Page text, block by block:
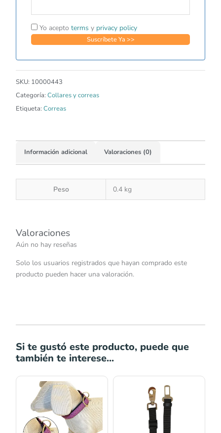
Yo acepto terms y privacy policy
SKU: 10000443
Categoría: Collares y correas
Etiqueta: Correas
Información adicional Valoraciones (0)
Peso 0.4 kg
Valoraciones
Aún no hay reseñas
Solo los usuarios registrados que hayan comprado este
producto pueden hacer una valoración.
Si te gustó este producto, puede que
también te interese...
de
precios:
desde
S/23.00
precios: